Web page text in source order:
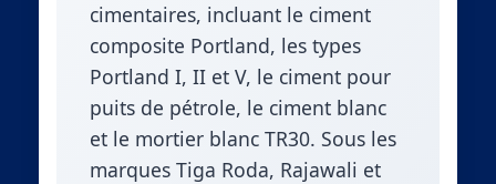
cimentaires, incluant le ciment
composite Portland, les types
Portland I, II et V, le ciment pour
puits de pétrole, le ciment blanc
et le mortier blanc TR30. Sous les
marques Tiga Roda, Rajawali et